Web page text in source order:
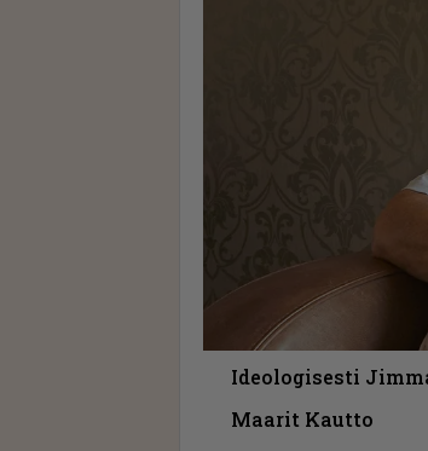
Ideologisesti
Maarit Kautto